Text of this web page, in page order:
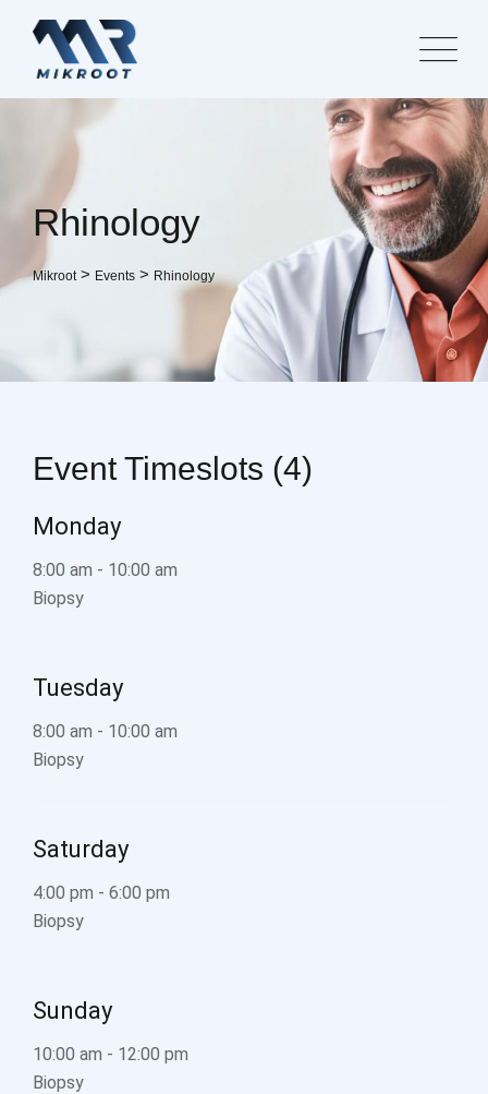
content
Rhinology
Mikroot> Events > Rhinology
Event Timeslots (4)
Monday
8:00 am - 10:00 am
Biopsy
Tuesday
8:00 am - 10:00 am
Biopsy
Saturday
4:00 pm - 6:00 pm
Biopsy
Sunday
10:00 am - 12:00 pm
Biopsy